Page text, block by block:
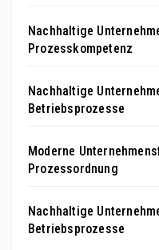
Nachhaltige
Prozesskompetenz
Nachhaltige
Betriebsprozesse
Moderne
Prozessordnung
Nachhaltige
Betriebsprozesse